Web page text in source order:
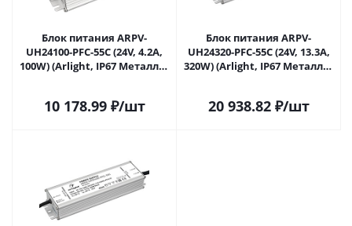
Блок питания ARPV-
UH24100-PFC-55C (24V, 4.2A,
100W) (Arlight, IP67 Металл, 5
10 178.99₽/шт
Блок питания ARPV-
UH24320-PFC-55C (24V, 13.3A,
320W) (Arlight, IP67 Металл, 5
20 938.82₽/шт